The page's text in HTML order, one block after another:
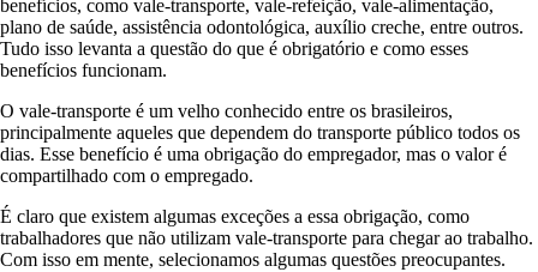
benefícios, como vale-transporte, vale-refeição, vale-alimentação,
plano de saúde, assistência odontológica, auxílio creche, entre outros.
Tudo isso levanta a questão do que é obrigatório e como esses
benefícios funcionam.
O vale-transporte é um velho conhecido entre os brasileiros,
principalmente aqueles que dependem do transporte público todos os
dias. Esse benefício é uma obrigação do empregador, mas o valor é
compartilhado com o empregado.
É claro que existem algumas exceções a essa obrigação, como
trabalhadores que não utilizam vale-transporte para chegar ao trabalho.
Com isso em mente, selecionamos algumas questões preocupantes.